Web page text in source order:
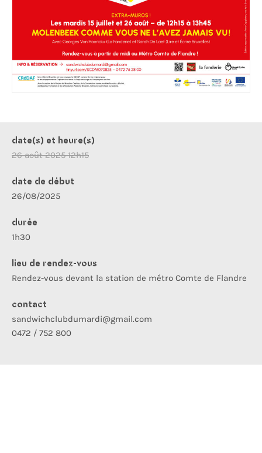
date(s) et heure(s)
26 août 2025 12h15
date de début
26/08/2025
durée
1h30
lieu de rendez-vous
Rendez-vous devant la station de métro Comte de Flandre
contact
sandwichclubdumardi@gmail.com
0472 / 752 800